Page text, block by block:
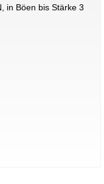
in Böen bis Stärke 3